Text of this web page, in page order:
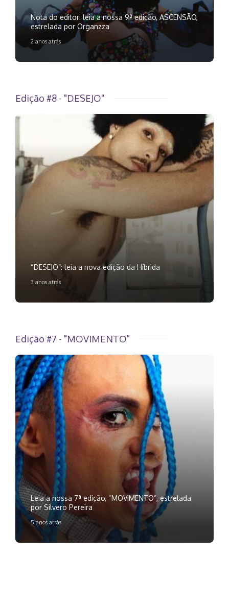
Nota do editor: leia a nossa 9ª edição, ASCENSÃO,
estrelada por Organzza
2 anos atrás
Edição #8 - "DESEJO"
“DESEJO”: leia a nova edição da Híbrida
3 anos atrás
Edição #7 - "MOVIMENTO"
Leia a nossa 7ª edição, “MOVIMENTO”, estrelada
por Silvero Pereira
5 anos atrás